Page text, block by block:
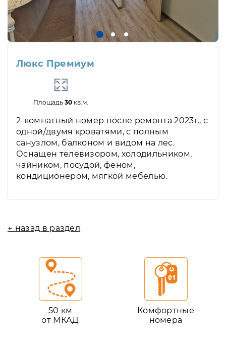
Люкс Премиум
Площадь30 кв.м.
2-комнатный номер после ремонта 2023г., с
одной/двумя кроватями, с полным
санузлом, балконом и видом на лес.
Оснащен телевизором, холодильником,
чайником, посудой, феном,
кондиционером, мягкой мебелью.
← назад в раздел
50 км
от МКАД
Комфортные
номера